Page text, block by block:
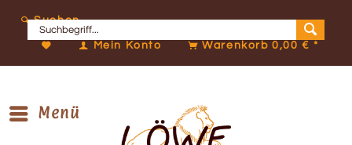
Suchen
Mein Konto Warenkorb0,00 € *
Menü